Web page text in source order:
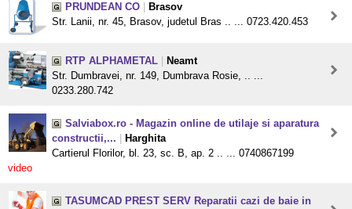
PRUNDEAN CO
Brasov
Str. Lanii, nr. 45, Brasov, judetul Bras .. ... 0723.420.453
RTP ALPHAMETAL
Neamt
Str. Dumbravei, nr. 149, Dumbrava Rosie, .. ...
0233.280.742
Salviabox.ro - Magazin online de utilaje si aparatura
constructii,...
Harghita
Cartierul Florilor, bl. 23, sc. B, ap. 2 .. ... 0740867199
video
TASUMCAD PREST SERV Reparatii cazi de baie in